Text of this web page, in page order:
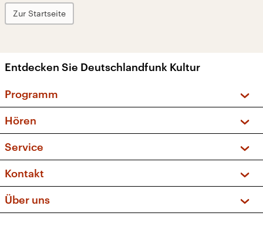
Zur Startseite
Entdecken Sie Deutschlandfunk Kultur
Programm
Sendungen und Podcasts
Musikliste
Kakadu – Das Kinderprogramm
Hören
Frequenzen (UKW + DAB+)
Service
FAQ
Apps
Newsletter
Kontakt
Social Media
Über uns